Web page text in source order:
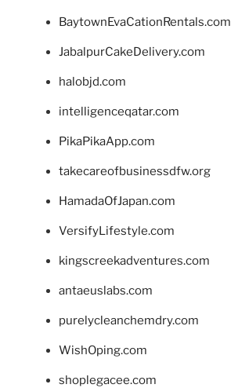
BaytownEvaCationRentals.com
JabalpurCakeDelivery.com
halobjd.com
intelligenceqatar.com
PikaPikaApp.com
takecareofbusinessdfw.org
HamadaOfJapan.com
VersifyLifestyle.com
kingscreekadventures.com
antaeuslabs.com
purelycleanchemdry.com
WishOping.com
shoplegacee.com